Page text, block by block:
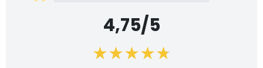
4,75/5